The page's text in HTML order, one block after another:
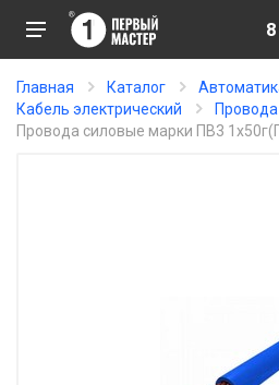
Главная Каталог
Кабель электрический
Провода силовые марки ПВ3